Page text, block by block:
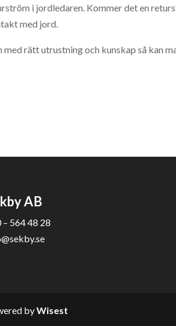
i jordledaren. Kommer det en
med jord.
med rätt utrustning och kunskap så kan
AB
– 564 48 28
byWisest